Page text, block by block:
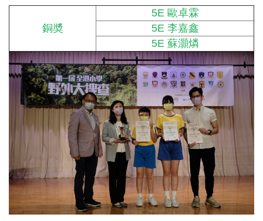
銅奬
5E 歐卓霖
5E 李嘉鑫
5E 蘇灝燐